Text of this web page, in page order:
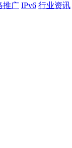
推广 IPv6 行业资讯